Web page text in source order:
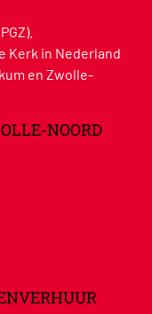
Kerk in Nederland
en Zwolle-
NOORD